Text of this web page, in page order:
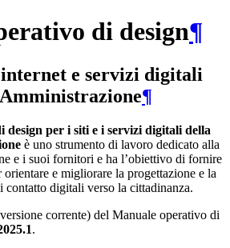
di design¶
e servizi digitali
¶
per i siti e i servizi digitali della
è uno strumento di lavoro dedicato alla
e i suoi fornitori e ha l’obiettivo di fornire
e migliorare la progettazione e la
contatto digitali verso la cittadinanza.
corrente) del Manuale operativo di
.